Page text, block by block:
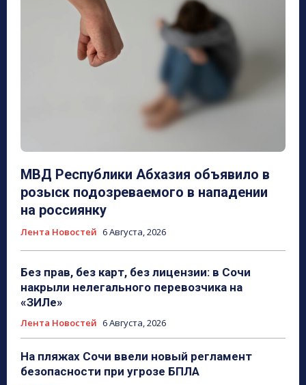
МВД Республики Абхазия объявило в
розыск подозреваемого в нападении
на россиянку
Лента Новостей 6 Августа, 2026
Без прав, без карт, без лицензии: в Сочи
накрыли нелегального перевозчика на
«ЗИЛе»
Лента Новостей 6 Августа, 2026
На пляжах Сочи ввели новый регламент
безопасности при угрозе БПЛА